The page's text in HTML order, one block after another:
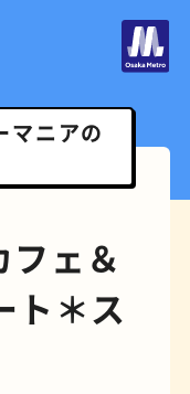
マニアの
フェ＆
ト＊ス